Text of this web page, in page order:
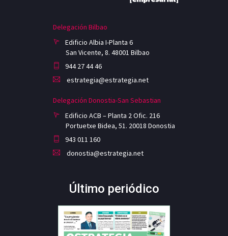
Delegación Bilbao
Edificio Albia I-Planta 6
San Vicente, 8. 48001 Bilbao
944 27 44 46
estrategia@estrategia.net
Delegación Donostia-San Sebastian
Edificio ACB – Planta 2 Ofic. 216
Portuetxe Bidea, 51. 20018 Donostia
943 011 160
donostia@estrategia.net
Último periódico